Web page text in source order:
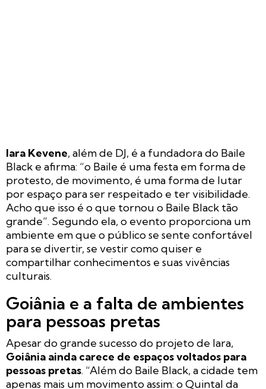
Iara Kevene, além de DJ, é a fundadora do Baile
Black e afirma: “o Baile é uma festa em forma de
protesto, de movimento, é uma forma de lutar
por espaço para ser respeitado e ter visibilidade.
Acho que isso é o que tornou o Baile Black tão
grande”. Segundo ela, o evento proporciona um
ambiente em que o público se sente confortável
para se divertir, se vestir como quiser e
compartilhar conhecimentos e suas vivências
culturais.
Goiânia e a falta de ambientes
para pessoas pretas
Apesar do grande sucesso do projeto de Iara,
Goiânia ainda carece de espaços voltados para
pessoas pretas. “Além do Baile Black, a cidade tem
apenas mais um movimento assim: o Quintal da